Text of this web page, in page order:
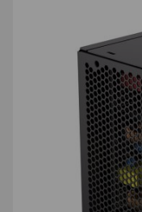
AGD duże
AGD małe
Dom i ogród
Biuro i firma
Sport i turystyka
Zabawki i dziecko